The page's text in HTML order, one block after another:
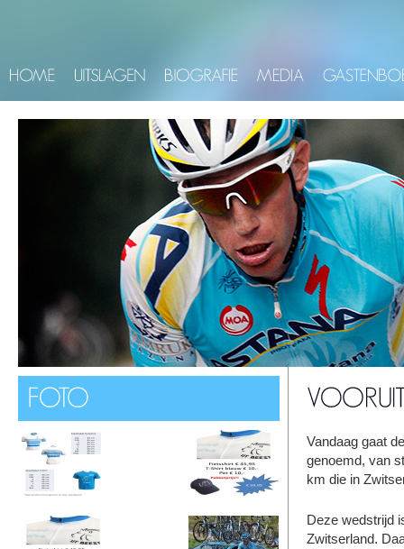
Vandaag gaat
genoemd, van
km die in
Deze wedstrijd
Zwitserland.